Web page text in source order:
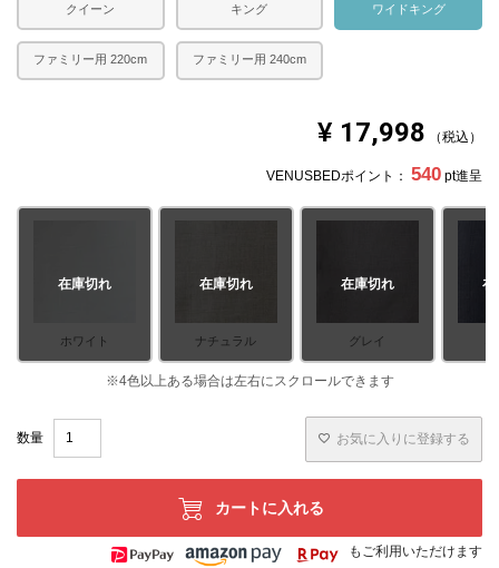
クイーン キング ワイドキング
ファミリー用 220cm ファミリー用 240cm
¥ 17,998 税込
VENUSBEDポイント： 540 pt進呈
ホワイト
在庫切れ
ナチュラル
在庫切れ
グレイ
在庫切れ 在
お気に入りに登録する
カートに入れる
もご利用いただけます